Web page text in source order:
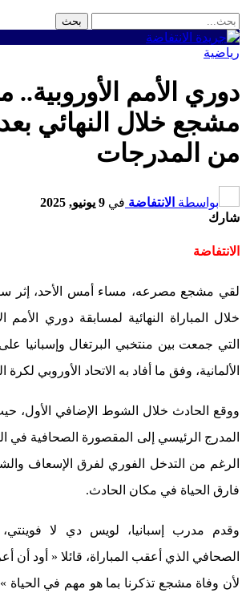
رياضية
دوري الأمم
مشجع خلال النهائي
من المدرجات
بواسطة الانتفاضة في 9 يونيو, 2025
شارك
الانتفاضة
لقي مشجع مصرعه، مساء أمس الأحد، إثر
خلال المباراة النهائية لمسابقة دوري الأمم
التي جمعت بين منتخبي البرتغال وإسبانيا
الألمانية، وفق ما أفاد به الاتحاد الأوروبي لكرة
ووقع الحادث خلال الشوط الإضافي
المدرج الرئيسي إلى المقصورة الصحافية في
الرغم من التدخل الفوري لفرق الإسعاف
فارق الحياة في مكان الحادث.
وقدم مدرب إسبانيا، لويس دي لا فوينتي،
الصحافي الذي أعقب المباراة، قائلا « أود
لأن وفاة مشجع تذكرنا بما هو مهم في الحياة